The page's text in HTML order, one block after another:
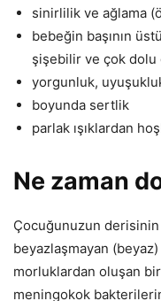
sinirlilik ve ağlama
bebeğin başının
şişebilir ve çok
yorgunluk, uyuşukluk
boyunda sertlik
parlak ışıklardan
Ne zaman
Çocuğunuzun derisinin
beyazlaşmayan
morluklardan oluşan
meningokok